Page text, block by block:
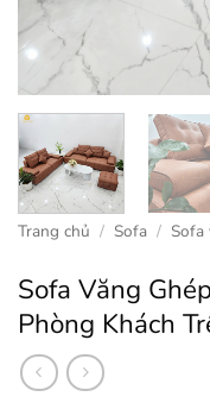
Trang chủ / Sofa / Sofa
Sofa Văng
Phòng Khách